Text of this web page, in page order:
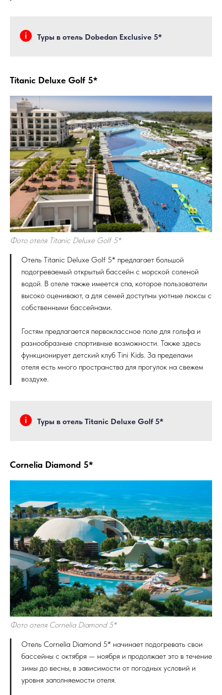
Туры в отель Dobedan Exclusive 5*
Titanic Deluxe Golf 5*
Фото отеля Titanic Deluxe Golf 5*
Отель Titanic Deluxe Golf 5* предлагает большой
подогреваемый открытый бассейн с морской соленой
водой. В отеле также имеется спа, которое пользователи
высоко оценивают, а для семей доступны уютные люксы с
собственными бассейнами.
Гостям предлагается первоклассное поле для гольфа и
разнообразные спортивные возможности. Также здесь
функционирует детский клуб Tini Kids. За пределами
отеля есть много пространства для прогулок на свежем
воздухе.
Туры в отель Titanic Deluxe Golf 5*
Cornelia Diamond 5*
Фото отеля Cornelia Diamond 5*
Отель Cornelia Diamond 5* начинает подогревать свои
бассейны с октября — ноября и продолжает это в течение
зимы до весны, в зависимости от погодных условий и
уровня заполняемости отеля.